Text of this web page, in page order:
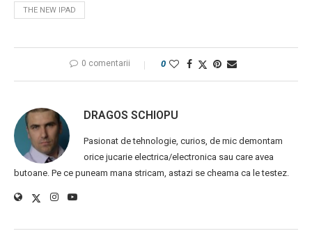
THE NEW IPAD
0 comentarii 0
DRAGOS SCHIOPU
Pasionat de tehnologie, curios, de mic demontam
orice jucarie electrica/electronica sau care avea
butoane. Pe ce puneam mana stricam, astazi se cheama ca le testez.